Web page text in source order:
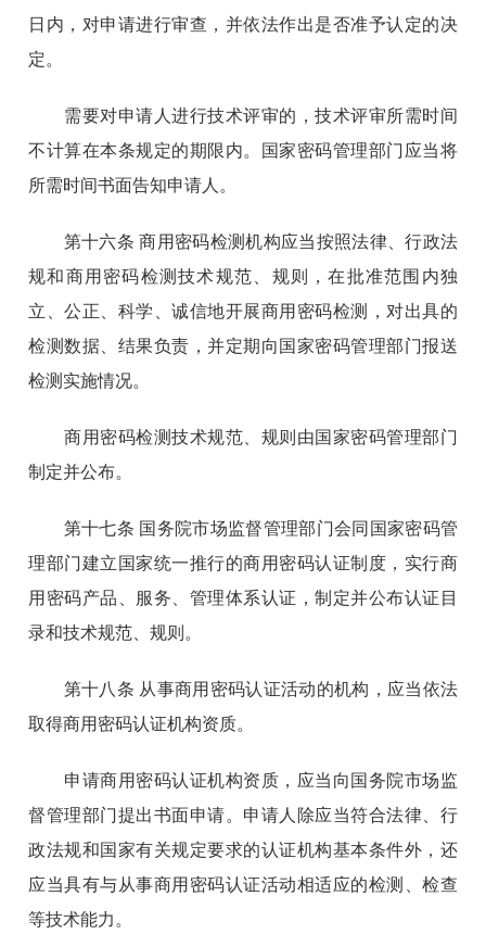
日内，对申请进行审查，并依法作出是否准予认定的决
定。
需要对申请人进行技术评审的，技术评审所需时间
不计算在本条规定的期限内。国家密码管理部门应当将
所需时间书面告知申请人。
第十六条 商用密码检测机构应当按照法律、行政法
规和商用密码检测技术规范、规则，在批准范围内独
立、公正、科学、诚信地开展商用密码检测，对出具的
检测数据、结果负责，并定期向国家密码管理部门报送
检测实施情况。
商用密码检测技术规范、规则由国家密码管理部门
制定并公布。
第十七条 国务院市场监督管理部门会同国家密码管
理部门建立国家统一推行的商用密码认证制度，实行商
用密码产品、服务、管理体系认证，制定并公布认证目
录和技术规范、规则。
第十八条 从事商用密码认证活动的机构，应当依法
取得商用密码认证机构资质。
申请商用密码认证机构资质，应当向国务院市场监
督管理部门提出书面申请。申请人除应当符合法律、行
政法规和国家有关规定要求的认证机构基本条件外，还
应当具有与从事商用密码认证活动相适应的检测、检查
等技术能力。